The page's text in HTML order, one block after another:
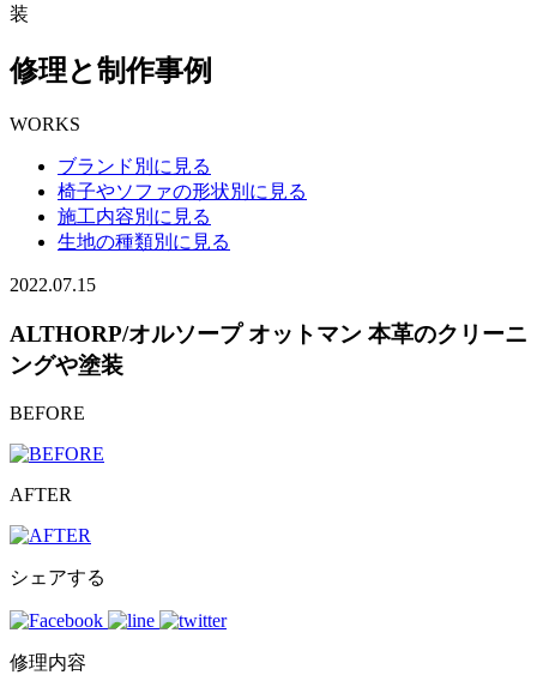
装
修理と制作事例
WORKS
ブランド別に見る
椅子やソファの形状別に見る
施工内容別に見る
生地の種類別に見る
2022.07.15
ALTHORP/オルソープ オットマン 本革のクリーニ
ングや塗装
BEFORE
AFTER
シェアする
修理内容